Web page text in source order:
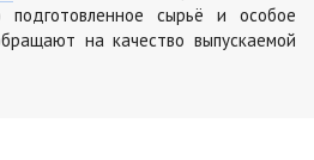
подготовленное сырьё и особое
на качество выпускаемой